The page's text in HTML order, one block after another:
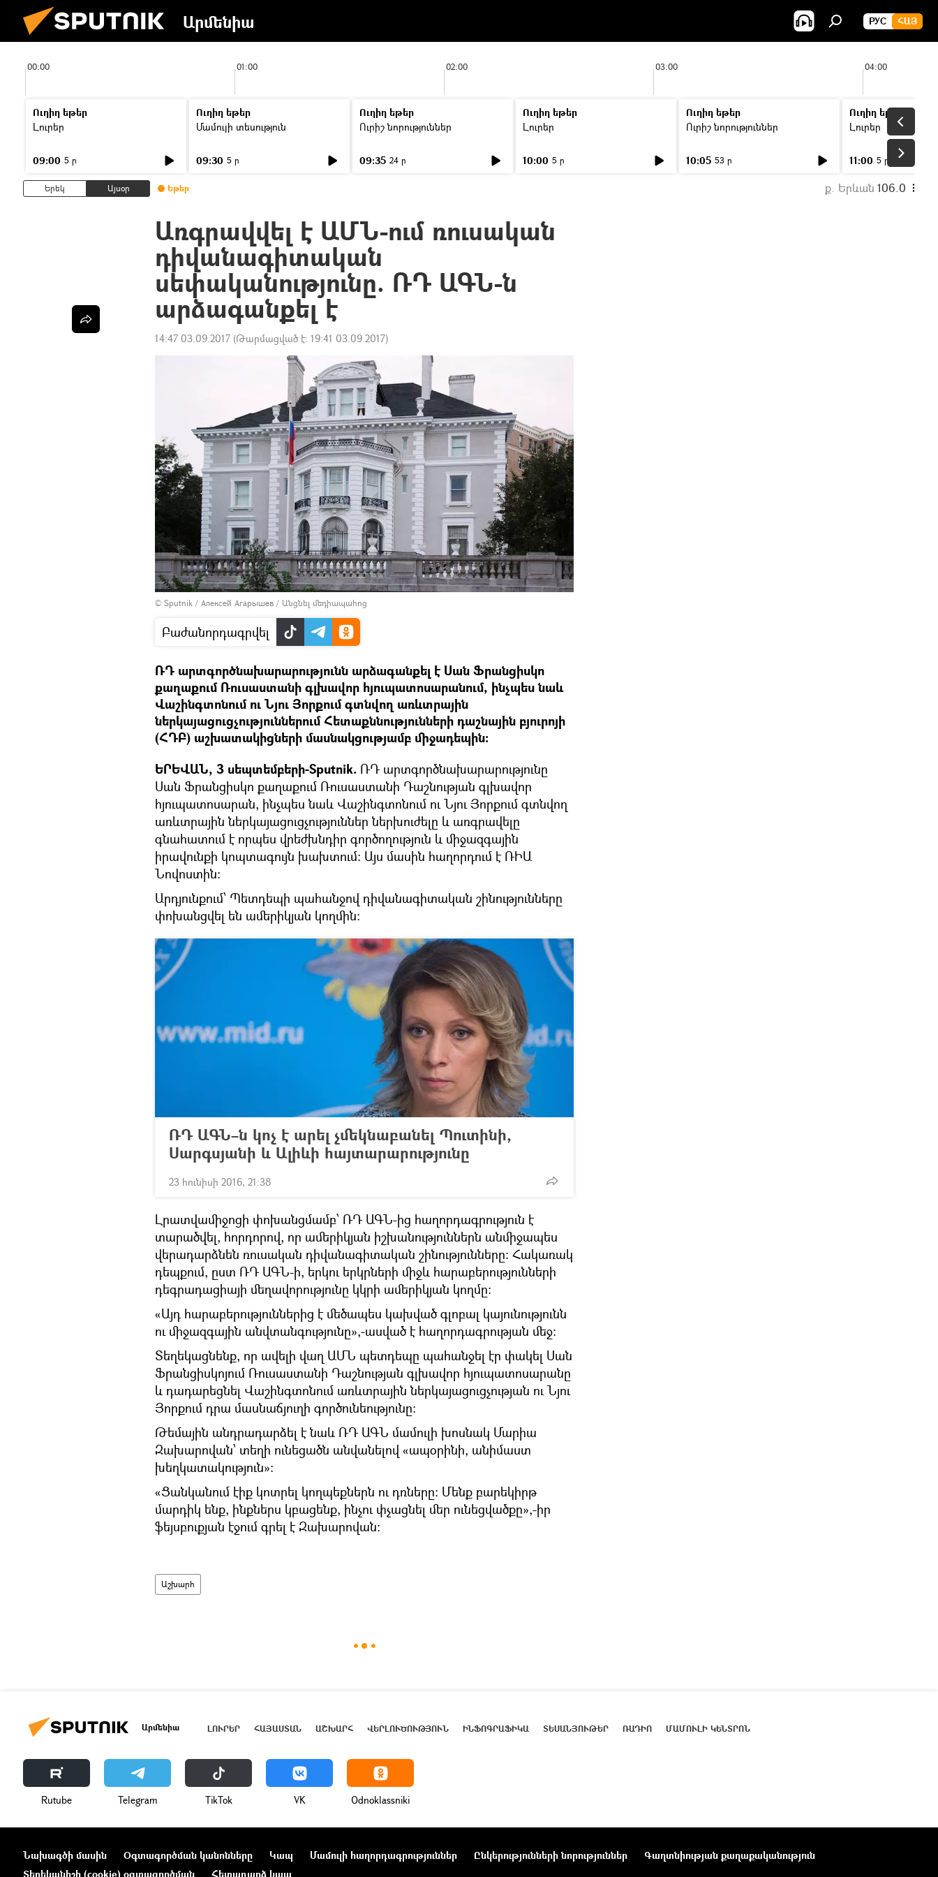
Արմենիա РУС ՀԱՅ
00:00 01:00 02:00 03:00 04:00
Ուղիղ եթեր
Լուրեր
09:00 5 ր
Ուղիղ եթեր
Մամուլի տեսություն
09:30 5 ր
Ուղիղ եթեր
Ուրիշ նորություններ
09:35 24 ր
Ուղիղ եթեր
Լուրեր
10:00 5 ր
Ուղիղ եթեր
Ուրիշ նորություններ
10:05 53 ր
Ուղիղ եթեր
Լուրեր
11:00 5 ր
Երեկ Այսօր Եթեր ք. Երևան 106.0
Առգրավվել է ԱՄՆ-ում ռուսական
դիվանագիտական
սեփականությունը. ՌԴ ԱԳՆ-ն
արձագանքել է
14:47 03.09.2017 (Թարմացված է: 19:41 03.09.2017)
© Sputnik / Алексей Агарышев / Անցնել մեդիապահոց
Բաժանորդագրվել
ՌԴ արտգործնախարարությունն արձագանքել է Սան Ֆրանցիսկո
քաղաքում Ռուսաստանի գլխավոր հյուպատոսարանում, ինչպես նաև
Վաշինգտոնում ու Նյու Յորքում գտնվող առևտրային
ներկայացուցչություններում Հետաքննությունների դաշնային բյուրոյի
(ՀԴԲ) աշխատակիցների մասնակցությամբ միջադեպին:
ԵՐԵՎԱՆ, 3 սեպտեմբերի-Sputnik. ՌԴ արտգործնախարարությունը
Սան Ֆրանցիսկո քաղաքում Ռուսաստանի Դաշնության գլխավոր
հյուպատոսարան, ինչպես նաև Վաշինգտոնում ու Նյու Յորքում գտնվող
առևտրային ներկայացուցչություններ ներխուժելը և առգրավելը
գնահատում է որպես վրեժխնդիր գործողություն և միջազգային
իրավունքի կոպտագույն խախտում: Այս մասին հաղորդում է ՌԻԱ
Նովոստին:
Արդյունքում՝ Պետդեպի պահանջով դիվանագիտական շինությունները
փոխանցվել են ամերիկյան կողմին:
ՌԴ ԱԳՆ–ն կոչ է արել չմեկնաբանել Պուտինի,
Սարգսյանի և Ալիևի հայտարարությունը
23 հունիսի 2016, 21:38
Լրատվամիջոցի փոխանցմամբ՝ ՌԴ ԱԳՆ-ից հաղորդագրություն է
տարածվել, հորդորով, որ ամերիկյան իշխանություններն անմիջապես
վերադարձնեն ռուսական դիվանագիտական շինությունները: Հակառակ
դեպքում, ըստ ՌԴ ԱԳՆ-ի, երկու երկրների միջև հարաբերությունների
դեգրադացիայի մեղավորությունը կկրի ամերիկյան կողմը:
«Այդ հարաբերություններից է մեծապես կախված գլոբալ կայունությունն
ու միջազգային անվտանգությունը»,-ասված է հաղորդագրության մեջ:
Տեղեկացնենք, որ ավելի վաղ ԱՄՆ պետդեպը պահանջել էր փակել Սան
Ֆրանցիսկոյում Ռուսաստանի Դաշնության գլխավոր հյուպատոսարանը
և դադարեցնել Վաշինգտոնում առևտրային ներկայացուցչության ու Նյու
Յորքում դրա մասնաճյուղի գործունեությունը:
Թեմային անդրադարձել է նաև ՌԴ ԱԳՆ մամուլի խոսնակ Մարիա
Զախարովան՝ տեղի ունեցածն անվանելով «ապօրինի, անիմաստ
խեղկատակություն»:
«Ցանկանում էիք կոտրել կողպեքներն ու դռները: Մենք բարեկիրթ
մարդիկ ենք, ինքներս կբացենք, ինչու փչացնել մեր ունեցվածքը»,-իր
ֆեյսբուքյան էջում գրել է Զախարովան:
Աշխարհ
Արմենիա ԼՈՒՐԵՐ ՀԱՅԱՍՏԱՆ ԱՇԽԱՐՀ ՎԵՐԼՈՒԾՈՒԹՅՈՒՆ ԻՆՖՈԳՐԱՖԻԿԱ ՏԵՍԱՆՅՈՒԹԵՐ ՌԱԴԻՈ ՄԱՄՈՒԼԻ ԿԵՆՏՐՈՆ
Rutube Telegram ТikТоk VK Odnoklassniki
Նախագծի մասին Օգտագործման կանոնները Կապ Մամուլի հաղորդագրություններ Ընկերությունների նորություններ
Գաղտնիության քաղաքականություն
Տեղեկանիշի (cookie) օգտագործման
Հետադարձ կապ